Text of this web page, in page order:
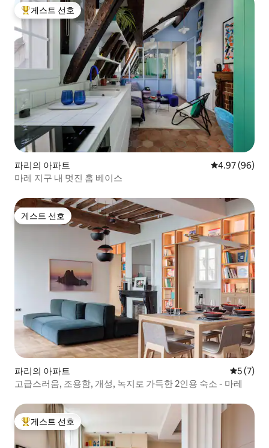
상위 게스트 선호
게스트 선호
파리의 아파트 평점 4.97점(5
4.97 (96)
마레 지구 내 멋진 홈 베이스
게스트 선호
게스트 선호
파리의 아파트 평점 5점
5 (7)
고급스러움, 조용함, 개성, 녹지로 가득한 2인용 숙소 - 마레
상위 게스트 선호
게스트 선호